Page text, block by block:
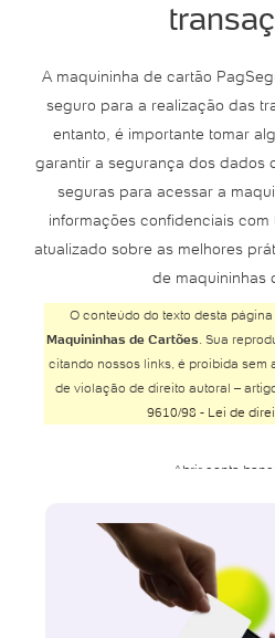
A maquininha de cartão
seguro para a realização das
entanto, é importante tomar
garantir a segurança dos dados
seguras para acessar a
informações confidenciais
atualizado sobre as melhores
de maquininhas
O conteúdo do texto desta
Maquininhas de Cartões . Sua
citando nossos links, é proibida sem
de violação de direito autoral –
9610/98 - Lei de
Abrir conta
Abrir conta
Abrir conta
Abrir conta